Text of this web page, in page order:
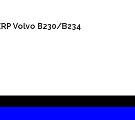
Volvo B230/B234